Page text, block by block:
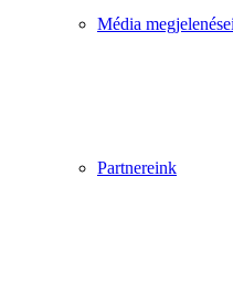
Média
Partnereink